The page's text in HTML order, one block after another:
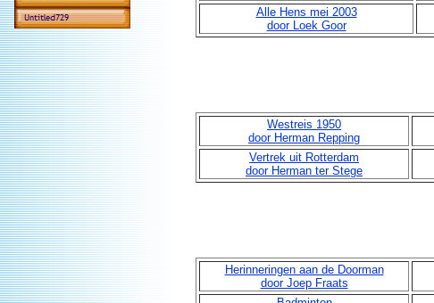
Alle Hens mei 2003
door Loek Goor
Westreis 1950
door Herman Repping
Vertrek uit Rotterdam
door Herman ter Stege
Herinneringen aan de Doorman
door Joep Fraats